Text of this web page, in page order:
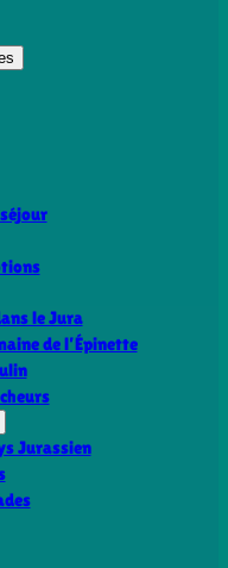
le Jura
de l’Épinette
Jurassien